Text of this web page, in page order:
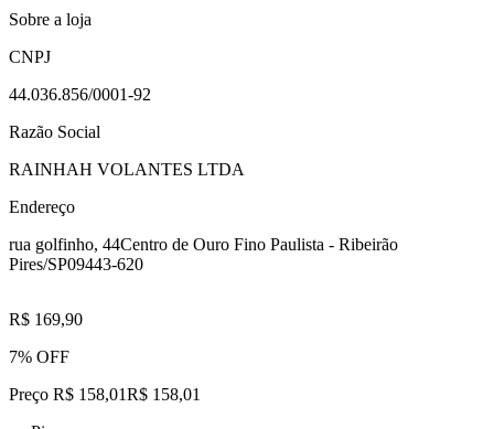
Sobre a loja
CNPJ
44.036.856/0001-92
Razão Social
RAINHAH VOLANTES LTDA
Endereço
rua golfinho, 44Centro de Ouro Fino Paulista - Ribeirão
Pires/SP09443-620
R$ 169,90
7% OFF
Preço R$ 158,01R$ 158,01